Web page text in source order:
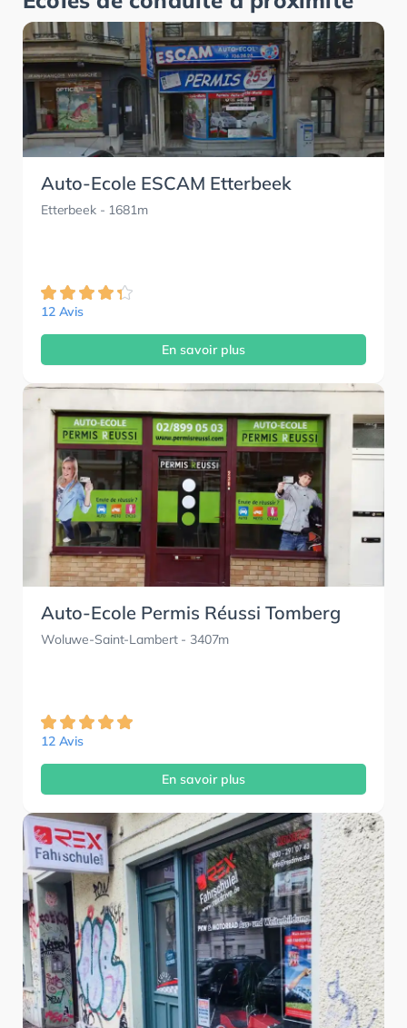
Auto-Ecole ESCAM Etterbeek
Etterbeek- 1681m
12 Avis
En savoir plus
Auto-Ecole Permis Réussi Tomberg
Woluwe-Saint-Lambert- 3407m
12 Avis
En savoir plus